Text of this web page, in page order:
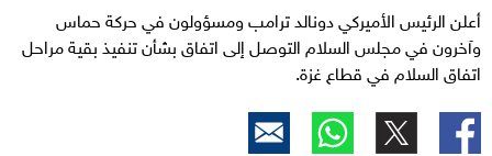
أعلن الرئيس الأميركي دونالد ترامب ومسؤولون في حركة حماس
وآخرون في مجلس السلام التوصل إلى اتفاق بشأن تنفيذ بقية مراحل
اتفاق السلام في قطاع غزة.